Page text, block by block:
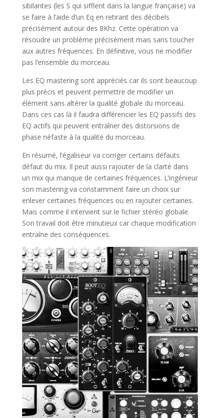
sibilantes (les S qui sifflent dans la langue française) va
se faire à l’aide d’un Eq en retirant des décibels
précisément autour des 8Khz. Cette opération va
résoudre un problème précisément mais sans toucher
aux autres fréquences. En définitive, vous ne modifier
pas l’ensemble du morceau.
Les EQ mastering sont appréciés car ils sont beaucoup
plus précis et peuvent permettre de modifier un
élément sans altérer la qualité globale du morceau.
Dans ces cas là il faudra différencier les EQ passifs des
EQ actifs qui peuvent entraîner des distorsions de
phase néfaste à la qualité du morceau.
En résumé, l’égaliseur va corriger certains défauts
défaut du mix. Il peut aussi rajouter de la clarté dans
un mix qui manque de certaines fréquences. L’ingénieur
son mastering va constamment faire un choix sur
enlever certaines fréquences ou en rajouter certaines.
Mais comme il intervient sur le fichier stéréo globale.
Son travail doit être minutieux car chaque modification
entraîne des conséquences.